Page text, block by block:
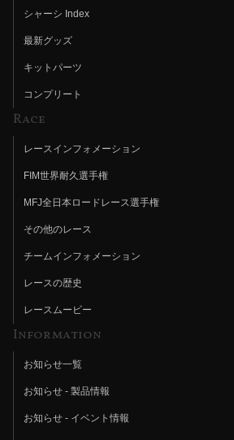
シャーシ Index
最新グッズ
キットパーツ
コンプリート
Race
レースインフォメーション
FIM世界耐久選手権
MFJ全日本ロードレース選手権
その他のレース
チームインフォメーション
レースの歴史
レースムービー
Information
お知らせ一覧
お知らせ - 製品情報
お知らせ - イベント情報